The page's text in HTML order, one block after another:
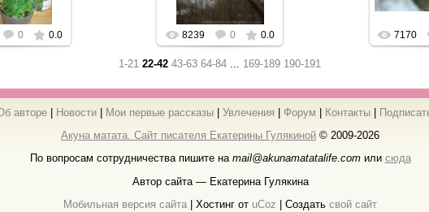
0 0.0 8239 0 0.0 7170
1-21 22-42 43-63 64-84 169-189 190-191
авторе | Новости | Мои первые рассказы | Увлечения | Форум | Контакты |
Акуна матата. Сайт писателя Екатерины Гулякиной © 2009-2026
По вопросам сотрудничества пишите на mail@akunamatatalife.comили сюда
Автор сайта — Екатерина Гулякина
Мобильная версия сайта
Хостинг от uCoz | Создать свой сайт